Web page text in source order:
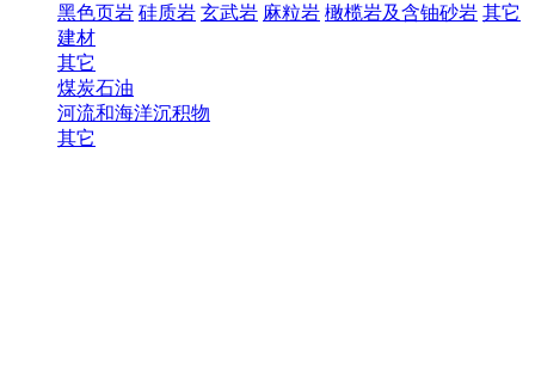
黑色页岩 硅质岩 玄武岩 麻粒岩 橄榄岩及含铀砂岩 其它
建材
其它
煤炭石油
河流和海洋沉积物
其它